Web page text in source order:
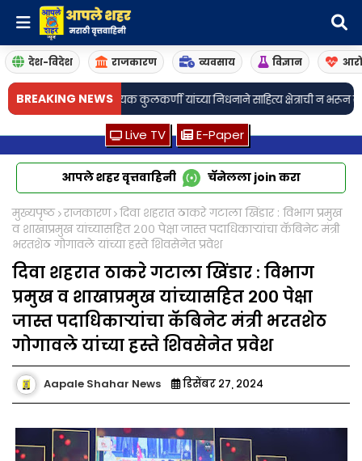
देश-विदेश राजकारण व्यवसाय विज्ञान
BREAKING NEWS
विनायक कुलकर्णी यांच्या निधनाने साहित्य क्षेत्राची न भरून येणारी हानी –
Live TV E-Paper
आपले शहर वृत्तवाहिनी चॅनेलला join करा
मुख्यपृष्ठ राजकारण दिवा शहरात ठाकरे गटाला खिंडार : विभाग प्रमुख
व शाखाप्रमुख यांच्यासहित २०० पेक्षा जास्त पदाधिकाऱ्यांचा कॅबिनेट मंत्री
भरतशेठ गोगावले यांच्या हस्ते शिवसेनेत प्रवेश
दिवा शहरात ठाकरे गटाला खिंडार : विभाग
प्रमुख व शाखाप्रमुख यांच्यासहित २०० पेक्षा
जास्त पदाधिकाऱ्यांचा कॅबिनेट मंत्री भरतशेठ
गोगावले यांच्या हस्ते शिवसेनेत प्रवेश
Aapale Shahar News डिसेंबर २७, २०२४